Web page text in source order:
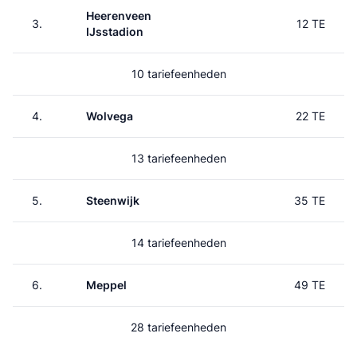
3.
Heerenveen
IJsstadion
12 TE
10 tariefeenheden
4. Wolvega 22 TE
13 tariefeenheden
5. Steenwijk 35 TE
14 tariefeenheden
6. Meppel 49 TE
28 tariefeenheden